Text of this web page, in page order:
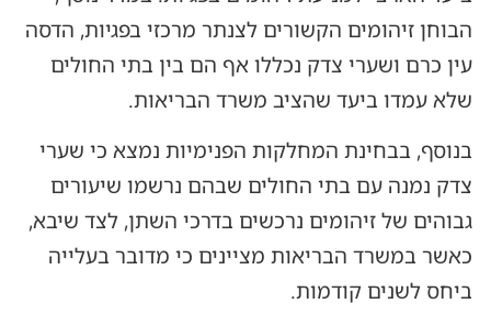
הבוחן זיהומים הקשורים לצנתר מרכזי בפגיות, הדסה
עין כרם ושערי צדק נכללו אף הם בין בתי החולים
שלא עמדו ביעד שהציב משרד הבריאות.
בנוסף, בבחינת המחלקות הפנימיות נמצא כי שערי
צדק נמנה עם בתי החולים שבהם נרשמו שיעורים
גבוהים של זיהומים נרכשים בדרכי השתן, לצד שיבא,
כאשר במשרד הבריאות מציינים כי מדובר בעלייה
ביחס לשנים קודמות.